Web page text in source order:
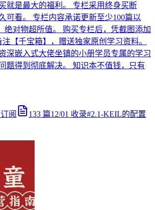
就是最大的福利。 专栏采用终身买断
可看。 专栏内容承诺更新至少100篇以
绝对物超所值。 购买专栏后，凭截图添加
注【千宝箱】，赠送独家原创学习资料。
深嵌入式大佬坐镇的小册学员专属的学习
题得到彻底解决。 知识本不值钱，只有
订阅 133 篇12/01 收录#2.1-KEIL的配置